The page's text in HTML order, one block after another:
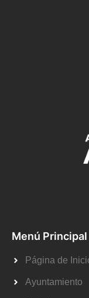
Menú Principal
Página de
Ayuntamiento